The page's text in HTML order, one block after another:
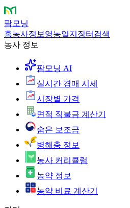
팜모닝
홈농사정보 영농일지 장터 검색
농사 정보
팜모닝 AI
실시간 경매 시세
시장별 가격
면적 직불금 계산기
숨은 보조금
병해충 정보
농사 커리큘럼
농약 정보
농약 비료 계산기